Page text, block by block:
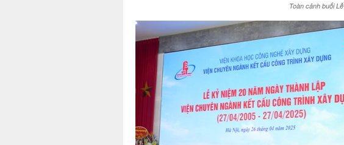
Toàn cảnh buổi Lễ